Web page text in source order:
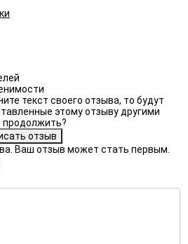
текст своего отзыва, то будут
этому отзыву другими
продолжить?
Ваш отзыв может стать первым.